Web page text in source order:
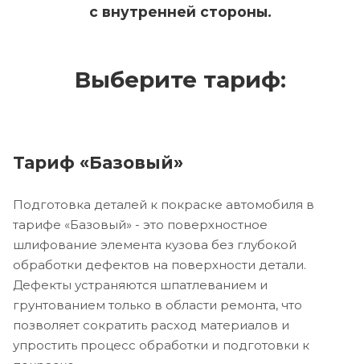
с внутренней стороны.
Выберите тариф:
Тариф «Базовый»
Подготовка деталей к покраске автомобиля в
тарифе «Базовый» - это поверхностное
шлифование элемента кузова без глубокой
обработки дефектов на поверхности детали.
Дефекты устраняются шпатлеванием и
грунтованием только в области ремонта, что
позволяет сократить расход материалов и
упростить процесс обработки и подготовки к